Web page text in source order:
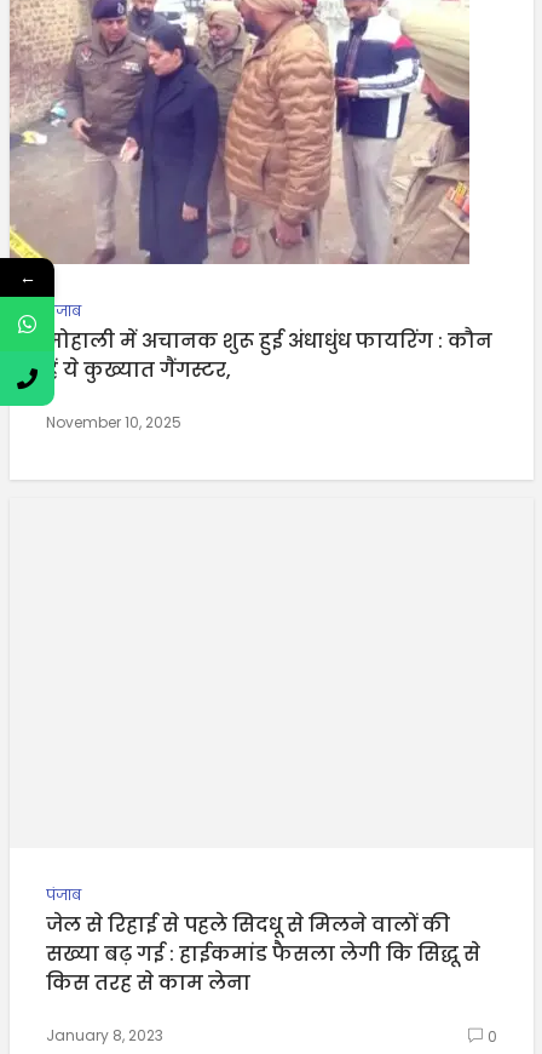
पंजाब
मोहाली में अचानक शुरू हुई अंधाधुंध फायरिंग : कौन
हैं ये कुख्यात गैंगस्टर,
November 10, 2025
पंजाब
जेल से रिहाई से पहले सिदधू से मिलने वालों की
सख्या बढ़ गई : हाईकमांड फैसला लेगी कि सिद्धू से
किस तरह से काम लेना
January 8, 2023 0
←